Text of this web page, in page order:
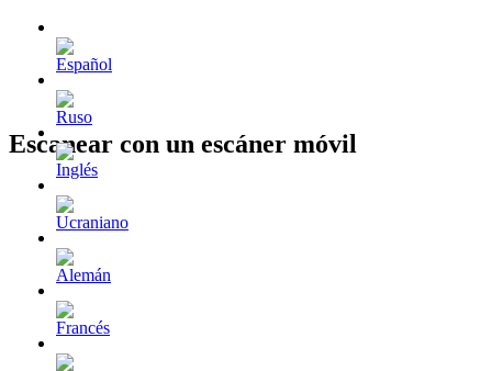
Escanear con un escáner móvil